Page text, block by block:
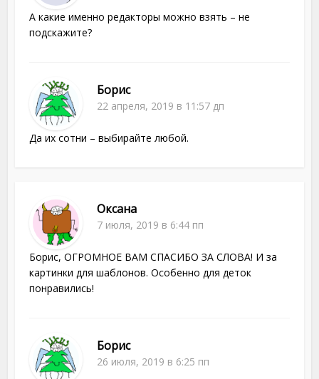
А какие именно редакторы можно взять – не
подскажите?
Борис
22 апреля, 2019 в 11:57 дп
Да их сотни – выбирайте любой.
Оксана
7 июля, 2019 в 6:44 пп
Борис, ОГРОМНОЕ ВАМ СПАСИБО ЗА СЛОВА! И за
картинки для шаблонов. Особенно для деток
понравились!
Борис
26 июля, 2019 в 6:25 пп